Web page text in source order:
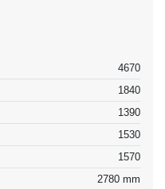
4670
1840
1390
1530
1570
2780 mm